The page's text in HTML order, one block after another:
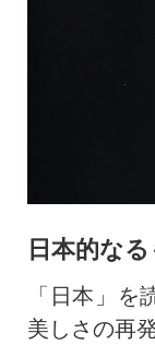
日本的な
「日本」
美しさの再